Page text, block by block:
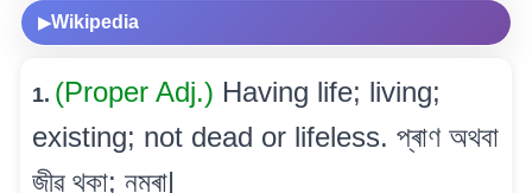
▶Wikipedia
1. (Proper Adj.) Having life; living;
existing; not dead or lifeless. প্ৰাণ অথবা
জীৱ থকা; নমৰা|